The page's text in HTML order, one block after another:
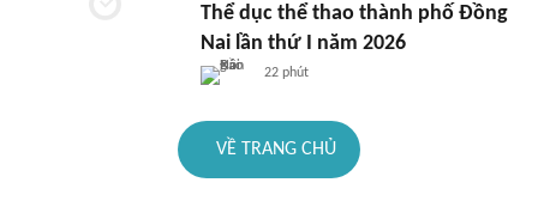
Thể dục thể thao thành phố Đồng
Nai lần thứ I năm 2026
22 phút
VỀ TRANG CHỦ